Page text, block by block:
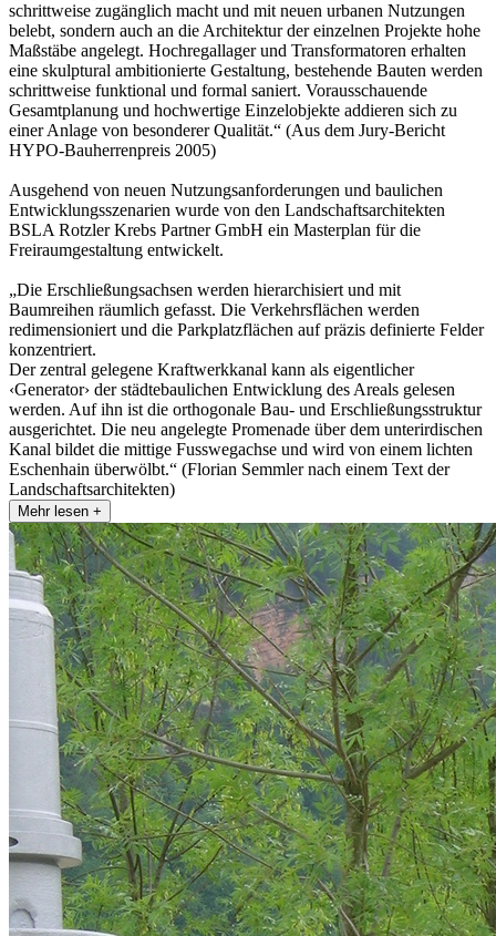
schrittweise zugänglich macht und mit neuen urbanen Nutzungen
belebt, sondern auch an die Architektur der einzelnen Projekte hohe
Maßstäbe angelegt. Hochregallager und Transformatoren erhalten
eine skulptural ambitionierte Gestaltung, bestehende Bauten werden
schrittweise funktional und formal saniert. Vorausschauende
Gesamtplanung und hochwertige Einzelobjekte addieren sich zu
einer Anlage von besonderer Qualität.“ (Aus dem Jury-Bericht
HYPO-Bauherrenpreis 2005)
Ausgehend von neuen Nutzungsanforderungen und baulichen
Entwicklungsszenarien wurde von den Landschaftsarchitekten
BSLA Rotzler Krebs Partner GmbH ein Masterplan für die
Freiraumgestaltung entwickelt.
„Die Erschließungsachsen werden hierarchisiert und mit
Baumreihen räumlich gefasst. Die Verkehrsflächen werden
redimensioniert und die Parkplatzflächen auf präzis definierte Felder
konzentriert.
Der zentral gelegene Kraftwerkkanal kann als eigentlicher
‹Generator› der städtebaulichen Entwicklung des Areals gelesen
werden. Auf ihn ist die orthogonale Bau- und Erschließungsstruktur
ausgerichtet. Die neu angelegte Promenade über dem unterirdischen
Kanal bildet die mittige Fusswegachse und wird von einem lichten
Eschenhain überwölbt.“ (Florian Semmler nach einem Text der
Landschaftsarchitekten)
Mehr lesen +